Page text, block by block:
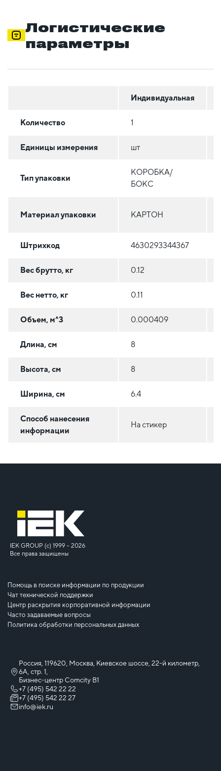
Логистические
параметры
Индивидуальная
Количество 1
Единицы измерения шт
Тип упаковки
КОРОБКА/
БОКС
Материал упаковки КАРТОН
Штрихкод 4630293344367
Вес брутто, кг 0.12
Вес нетто, кг 0.11
Объем, м^3 0.000409
Длина, см 8
Высота, см 8
Ширина, см 6.4
Способ нанесения
информации
На стикер
IEK GROUP (c) 1999 – 2026
Все права защищены
Помощь в поиске информации по продукции
Чат технической поддержки
Центр раскрытия корпоративной информации
Часто задаваемые вопросы
Политика обработки персональных данных
Россия, 119620, Москва, Киевское шоссе, 22-й километр,
6А, стр. 1,
Бизнес-центр Comcity B1
+7 (495) 542 22 22
+7 (495) 542 22 27
info@iek.ru